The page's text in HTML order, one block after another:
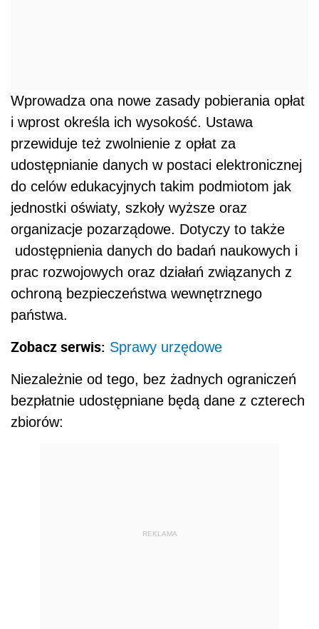
Wprowadza ona nowe zasady pobierania opłat
i wprost określa ich wysokość. Ustawa
przewiduje też zwolnienie z opłat za
udostępnianie danych w postaci elektronicznej
do celów edukacyjnych takim podmiotom jak
jednostki oświaty, szkoły wyższe oraz
organizacje pozarządowe. Dotyczy to także
udostępnienia danych do badań naukowych i
prac rozwojowych oraz działań związanych z
ochroną bezpieczeństwa wewnętrznego
państwa.
Zobacz serwis: Sprawy urzędowe
Niezależnie od tego, bez żadnych ograniczeń
bezpłatnie udostępniane będą dane z czterech
zbiorów:
REKLAMA